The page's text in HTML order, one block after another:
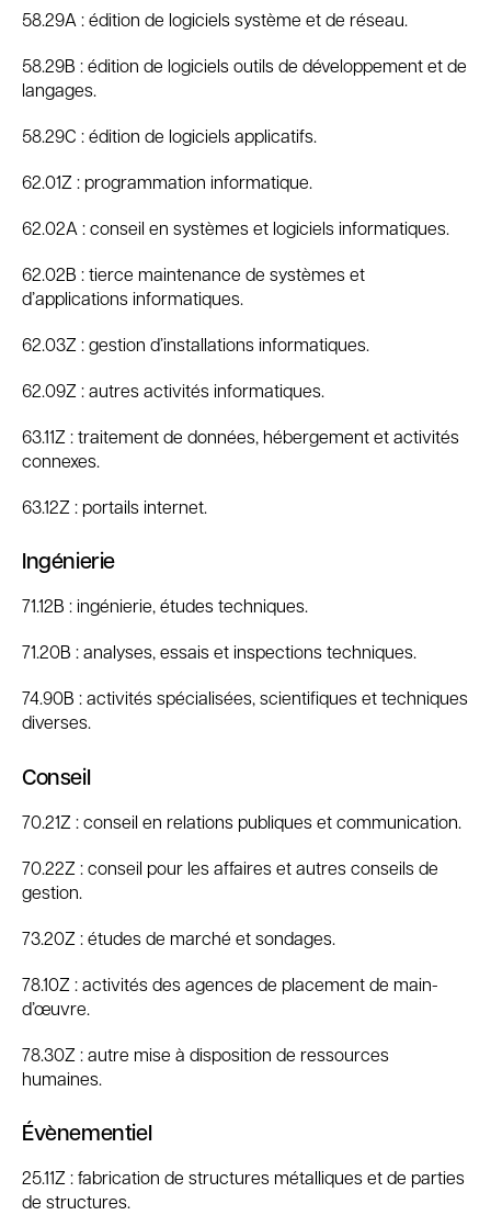
58.29A : édition de logiciels système et de réseau.
58.29B : édition de logiciels outils de développement et de
langages.
58.29C : édition de logiciels applicatifs.
62.01Z : programmation informatique.
62.02A : conseil en systèmes et logiciels informatiques.
62.02B : tierce maintenance de systèmes et
d’applications informatiques.
62.03Z : gestion d’installations informatiques.
62.09Z : autres activités informatiques.
63.11Z : traitement de données, hébergement et activités
connexes.
63.12Z : portails internet.
Ingénierie
71.12B : ingénierie, études techniques.
71.20B : analyses, essais et inspections techniques.
74.90B : activités spécialisées, scientifiques et techniques
diverses.
Conseil
70.21Z : conseil en relations publiques et communication.
70.22Z : conseil pour les affaires et autres conseils de
gestion.
73.20Z : études de marché et sondages.
78.10Z : activités des agences de placement de main-
d’œuvre.
78.30Z : autre mise à disposition de ressources
humaines.
Évènementiel
25.11Z : fabrication de structures métalliques et de parties
de structures.